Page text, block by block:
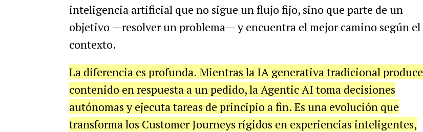
inteligencia artificial que no sigue un flujo fijo, sino que parte de un
objetivo —resolver un problema— y encuentra el mejor camino según el
contexto.
La diferencia es profunda. Mientras la IA generativa tradicional produce
contenido en respuesta a un pedido, la Agentic AI toma decisiones
autónomas y ejecuta tareas de principio a fin. Es una evolución que
transforma los Customer Journeys rígidos en experiencias inteligentes,